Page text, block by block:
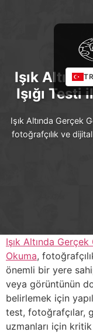
TR
Işık
Işığı
Işık Altında Gerçek
fotoğrafçılık ve
Işık Altında
Okuma,
önemli bir yere
veya görüntünün
belirlemek için
test, fotoğrafçılar,
uzmanları için